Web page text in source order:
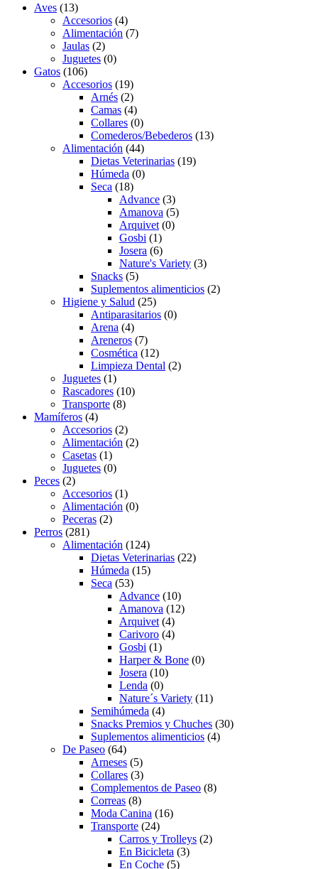
Aves (13)
Accesorios (4)
Alimentación (7)
Jaulas (2)
Juguetes (0)
Gatos (106)
Accesorios (19)
Arnés (2)
Camas (4)
Collares (0)
Comederos/Bebederos (13)
Alimentación (44)
Dietas Veterinarias (19)
Húmeda (0)
Seca (18)
Advance (3)
Amanova (5)
Arquivet (0)
Gosbi (1)
Josera (6)
Nature's Variety (3)
Snacks (5)
Suplementos alimenticios (2)
Higiene y Salud (25)
Antiparasitarios (0)
Arena (4)
Areneros (7)
Cosmética (12)
Limpieza Dental (2)
Juguetes (1)
Rascadores (10)
Transporte (8)
Mamíferos (4)
Accesorios (2)
Alimentación (2)
Casetas (1)
Juguetes (0)
Peces (2)
Accesorios (1)
Alimentación (0)
Peceras (2)
Perros (281)
Alimentación (124)
Dietas Veterinarias (22)
Húmeda (15)
Seca (53)
Advance (10)
Amanova (12)
Arquivet (4)
Carivoro (4)
Gosbi (1)
Harper & Bone (0)
Josera (10)
Lenda (0)
Nature´s Variety (11)
Semihúmeda (4)
Snacks Premios y Chuches (30)
Suplementos alimenticios (4)
De Paseo (64)
Arneses (5)
Collares (3)
Complementos de Paseo (8)
Correas (8)
Moda Canina (16)
Transporte (24)
Carros y Trolleys (2)
En Bicicleta (3)
En Coche (5)